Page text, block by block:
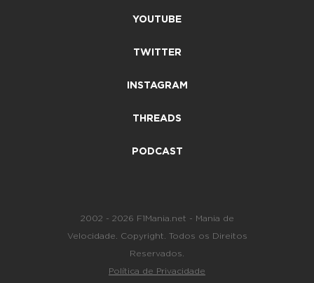
YOUTUBE
TWITTER
INSTAGRAM
THREADS
PODCAST
2002 - 2026 F1Mania.net - Mania de
Velocidade. Copyright. Todos os Direitos
Reservados.
Política de Privacidade